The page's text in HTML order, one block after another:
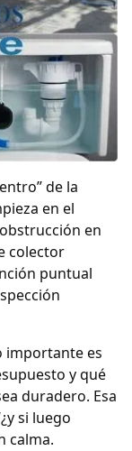
de la
en el
en
colector
puntual
importante es
y qué
duradero. Esa
si luego
calma.